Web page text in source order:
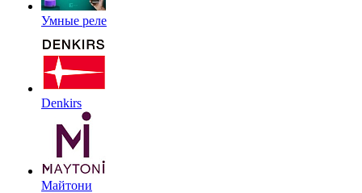
Умные реле
Denkirs
Майтони